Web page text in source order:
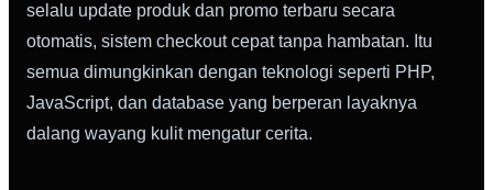
selalu update produk dan promo terbaru secara
otomatis, sistem checkout cepat tanpa hambatan. Itu
semua dimungkinkan dengan teknologi seperti PHP,
JavaScript, dan database yang berperan layaknya
dalang wayang kulit mengatur cerita.